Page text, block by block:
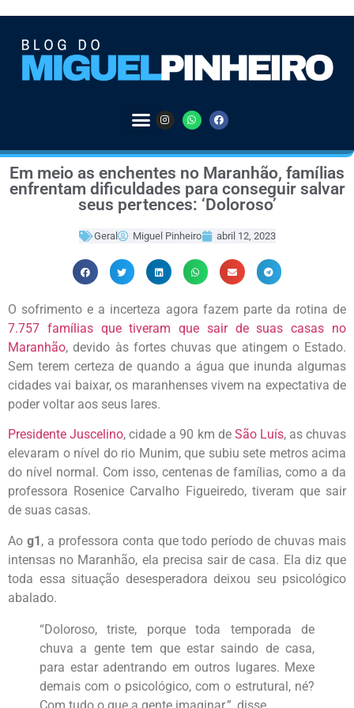
Em meio as enchentes no Maranhão, famílias
enfrentam dificuldades para conseguir salvar
seus pertences: ‘Doloroso’
Geral Miguel Pinheiro abril 12, 2023
O sofrimento e a incerteza agora fazem parte da rotina de
7.757 famílias que tiveram que sair de suas casas no
Maranhão, devido às fortes chuvas que atingem o Estado.
Sem terem certeza de quando a água que inunda algumas
cidades vai baixar, os maranhenses vivem na expectativa de
poder voltar aos seus lares.
Presidente Juscelino, cidade a 90 km de São Luís, as chuvas
elevaram o nível do rio Munim, que subiu sete metros acima
do nível normal. Com isso, centenas de famílias, como a da
professora Rosenice Carvalho Figueiredo, tiveram que sair
de suas casas.
Ao g1, a professora conta que todo período de chuvas mais
intensas no Maranhão, ela precisa sair de casa. Ela diz que
toda essa situação desesperadora deixou seu psicológico
abalado.
“Doloroso, triste, porque toda temporada de
chuva a gente tem que estar saindo de casa,
para estar adentrando em outros lugares. Mexe
demais com o psicológico, com o estrutural, né?
Com tudo o que a gente imaginar.”, disse.